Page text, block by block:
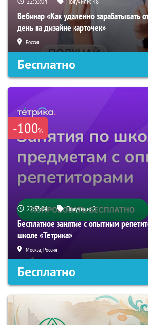
Вебинар «Как удаленно зарабатывать
день на дизайне карточек»
Россия
Бесплатно
-100%
22:33:03 Получили:2
Бесплатное занятие с опытным
школе «Тетрика»
Москва, Россия
Бесплатно